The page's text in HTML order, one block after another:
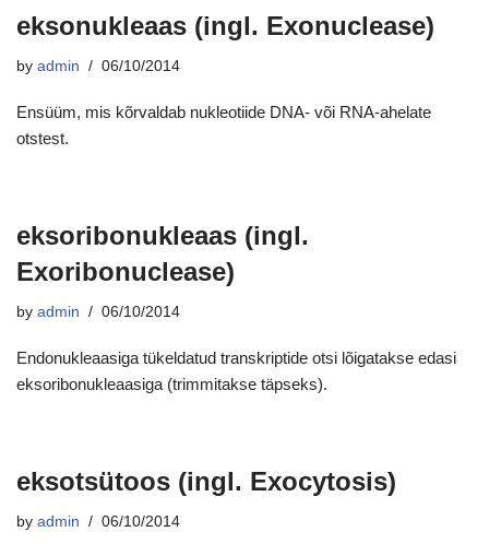
eksonukleaas (ingl. Exonuclease)
by admin 06/10/2014
Ensüüm, mis kõrvaldab nukleotiide DNA- või RNA-ahelate
otstest.
eksoribonukleaas (ingl.
Exoribonuclease)
by admin 06/10/2014
Endonukleaasiga tükeldatud transkriptide otsi lõigatakse edasi
eksoribonukleaasiga (trimmitakse täpseks).
eksotsütoos (ingl. Exocytosis)
by admin 06/10/2014